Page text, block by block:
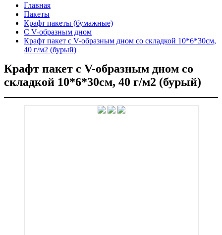
Главная
Пакеты
Крафт пакеты (бумажные)
С V-образным дном
Крафт пакет с V-образным дном со складкой 10*6*30см,
40 г/м2 (бурый)
Крафт пакет с V-образным дном со
складкой 10*6*30см, 40 г/м2 (бурый)